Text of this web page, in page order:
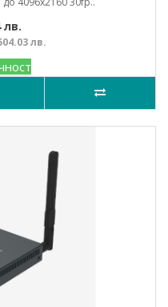
лв.
лв.